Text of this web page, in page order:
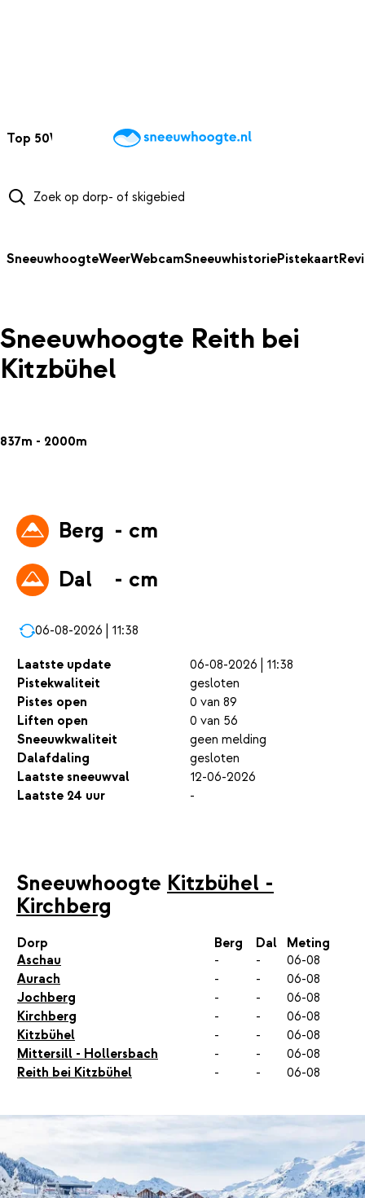
Top 50Webcams WintersportweerKaarten
SneeuwhoogteWeerWebcamSneeuwhistoriePistekaart
Sneeuwhoogte Reith bei
Kitzbühel
837m - 2000m
Berg - cm
Dal
- cm
06-08-2026 | 11:38
Laatste update
06-08-2026 | 11:38
Pistekwaliteit
gesloten
Pistes open
0 van 89
Liften open
0 van 56
Sneeuwkwaliteit
geen melding
Dalafdaling
gesloten
Laatste sneeuwval
12-06-2026
Laatste 24 uur
-
Sneeuwhoogte Kitzbühel -
Kirchberg
Dorp Berg Dal
Meting
Aschau
- -
06-08
Aurach
- -
06-08
Jochberg
- -
06-08
Kirchberg
- -
06-08
Kitzbühel
- -
06-08
Mittersill - Hollersbach
- -
06-08
Reith bei Kitzbühel
- - 06-08